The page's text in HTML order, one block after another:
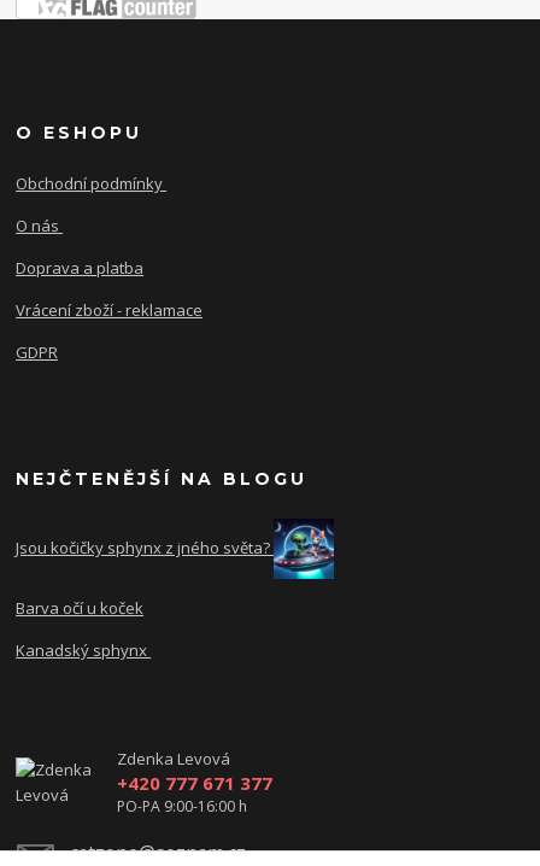
O ESHOPU
Obchodní podmínky
O nás
Doprava a platba
Vrácení zboží - reklamace
GDPR
NEJČTENĚJŠÍ NA BLOGU
Jsou kočičky sphynx z jného světa?
Barva očí u koček
Kanadský sphynx
Zdenka Levová
+420 777 671 377
PO-PA 9:00-16:00 h
catzone@seznam.cz